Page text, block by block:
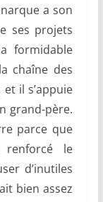
a son
ses projets
formidable
chaîne des
il s’appuie
grand-père.
parce que
renforcé le
d’inutiles
bien assez